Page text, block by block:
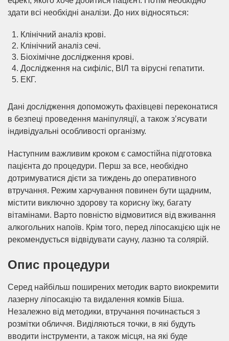
здати всі необхідні аналізи. До них відносяться:
Клінічний аналіз крові.
Клінічний аналіз сечі.
Біохімічне дослідження крові.
Дослідження на сифіліс, ВІЛ та вірусні гепатити.
ЕКГ.
Дані дослідження допоможуть фахівцеві переконатися
в безпеці проведення маніпуляції, а також з’ясувати
індивідуальні особливості організму.
Наступним важливим кроком є самостійна підготовка
пацієнта до процедури. Перш за все, необхідно
дотримуватися дієти за тиждень до оперативного
втручання. Режим харчування повинен бути щадним,
містити виключно здорову та корисну їжу, багату
вітамінами. Варто повністю відмовитися від вживання
алкогольних напоїв. Крім того, перед ліпосакцією щік не
рекомендується відвідувати сауну, лазню та солярій.
Опис процедури
Серед найбільш поширених методик варто виокремити
лазерну ліпосакцію та видалення комків Біша.
Незалежно від методики, втручання починається з
розмітки обличчя. Виділяються точки, в які будуть
вводити інструменти, а також місця, на які буде